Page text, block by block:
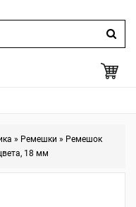
» Ремешки » Ремешок
18 мм